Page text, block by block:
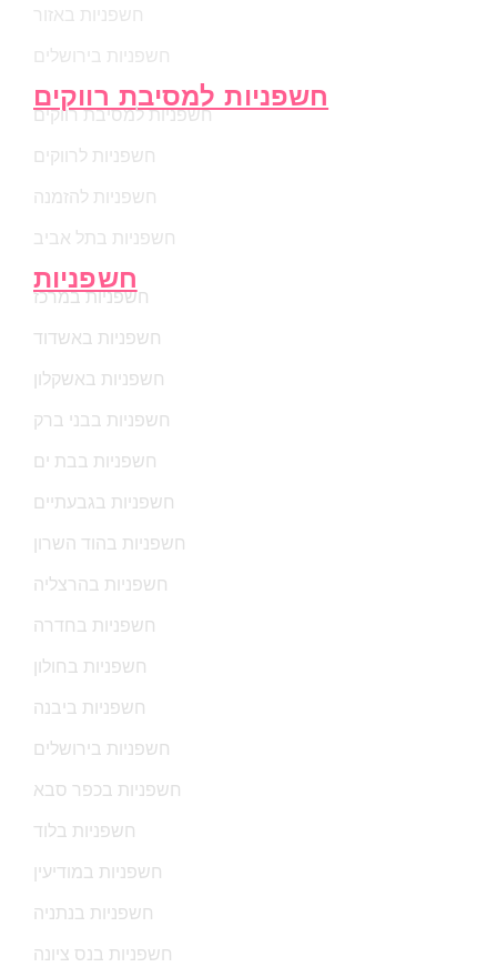
חשפניות באזור
חשפניות בירושלים
חשפניות למסיבת רווקים
חשפניות למסיבת רווקים
חשפניות לרווקים
חשפניות להזמנה
חשפניות בתל אביב
חשפניות
חשפניות במרכז
חשפניות באשדוד
חשפניות באשקלון
חשפניות בבני ברק
חשפניות בבת ים
חשפניות בגבעתיים
חשפניות בהוד השרון
חשפניות בהרצליה
חשפניות בחדרה
חשפניות בחולון
חשפניות ביבנה
חשפניות בירושלים
חשפניות בכפר סבא
חשפניות בלוד
חשפניות במודיעין
חשפניות בנתניה
חשפניות בנס ציונה